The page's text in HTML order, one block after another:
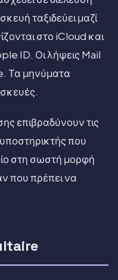
ταξιδεύει μαζί
στο iCloud και
ID. Οι λήψεις Mail
Τα μηνύματα
επιβραδύνουν τις
που
στη σωστή μορφή
που πρέπει να